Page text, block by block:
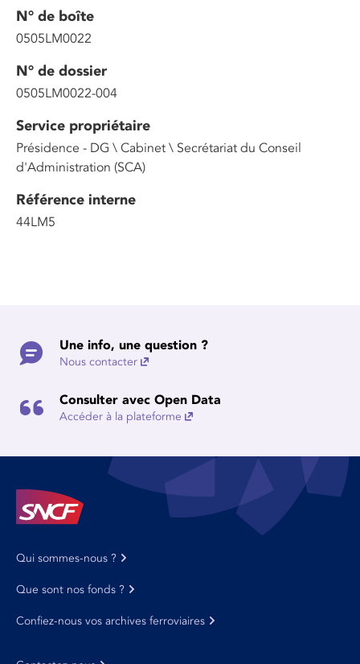
N° de boîte
0505LM0022
N° de dossier
0505LM0022-004
Service propriétaire
Présidence - DG \ Cabinet \ Secrétariat du Conseil
d'Administration (SCA)
Référence interne
44LM5
Une info, une question ?
Nous contacter
Consulter avec Open Data
Accéder à la plateforme
Qui sommes-nous ?
Que sont nos fonds ?
Confiez-nous vos archives ferroviaires